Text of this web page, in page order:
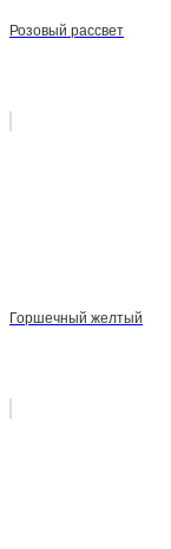
Розовый рассвет
Горшечный желтый